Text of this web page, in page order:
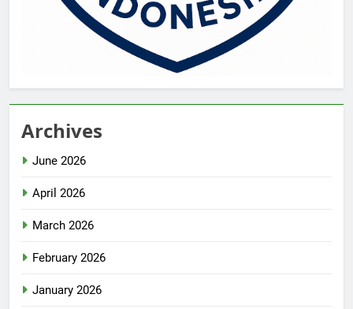
Archives
June 2026
April 2026
March 2026
February 2026
January 2026